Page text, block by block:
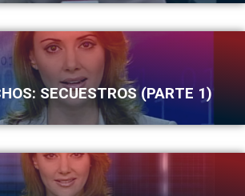
SECUESTROS (PARTE 1)